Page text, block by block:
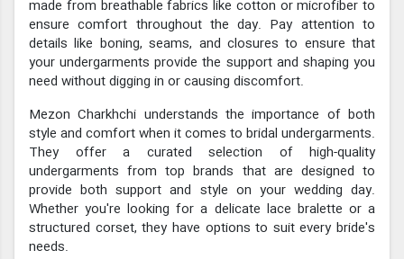
made from breathable fabrics like cotton or microfiber to
ensure comfort throughout the day. Pay attention to
details like boning, seams, and closures to ensure that
your undergarments provide the support and shaping you
need without digging in or causing discomfort.
Mezon Charkhchi understands the importance of both
style and comfort when it comes to bridal undergarments.
They offer a curated selection of high-quality
undergarments from top brands that are designed to
provide both support and style on your wedding day.
Whether you're looking for a delicate lace bralette or a
structured corset, they have options to suit every bride's
needs.